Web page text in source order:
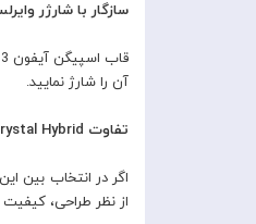
سازگار با شارژر
آن را شارژ نمایید.
تفاوت Crystal Hybrid و Ultra Hybrid
از نظر طراحی،